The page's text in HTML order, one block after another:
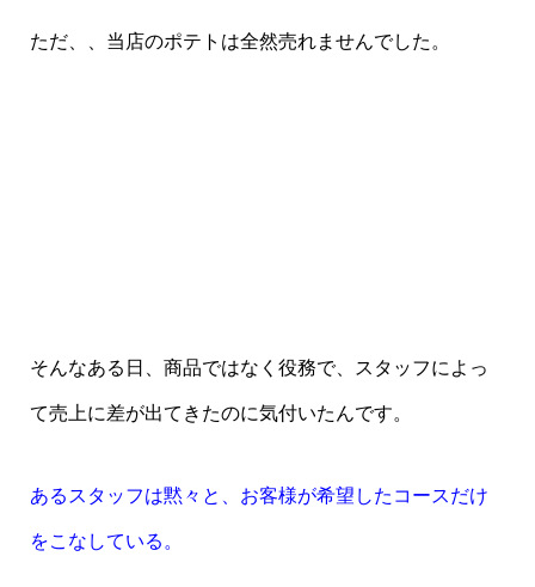
ただ、、当店のポテトは全然売れませんでした。
そんなある日、商品ではなく役務で、スタッフによっ
て売上に差が出てきたのに気付いたんです。
あるスタッフは黙々と、お客様が希望したコースだけ
をこなしている。